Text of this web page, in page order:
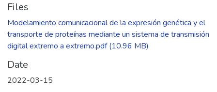
Files
Modelamiento comunicacional de la expresión genética y el
transporte de proteínas mediante un sistema de transmisión
digital extremo a extremo.pdf (10.96 MB)
Date
2022-03-15